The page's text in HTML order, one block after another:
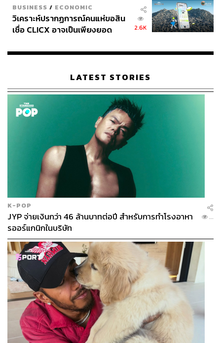
BUSINESS / ECONOMIC
วิเคราะห์ปรากฏการณ์คนแห่ขอสิน
เชื่อ CLICX อาจเป็นเพียงยอด
เรือนไทยที่ถูกซุกไว้
2.6K
LATEST STORIES
K-POP
JYP จ่ายเงินกว่า 46 ล้านบาทต่อปี สำหรับการทำโรงอาหา
รออร์แกนิกในบริษัท
...